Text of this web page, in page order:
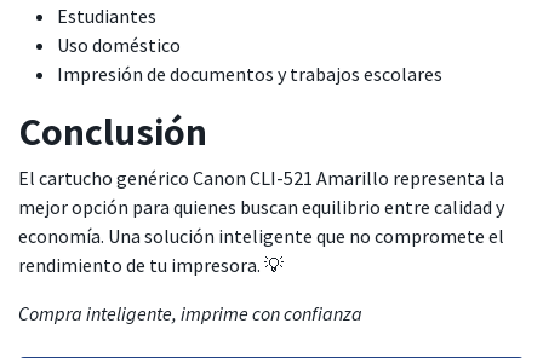
Estudiantes
Uso doméstico
Impresión de documentos y trabajos escolares
Conclusión
El cartucho genérico Canon CLI-521 Amarillo representa la
mejor opción para quienes buscan equilibrio entre calidad y
economía. Una solución inteligente que no compromete el
rendimiento de tu impresora. 💡
Compra inteligente, imprime con confianza